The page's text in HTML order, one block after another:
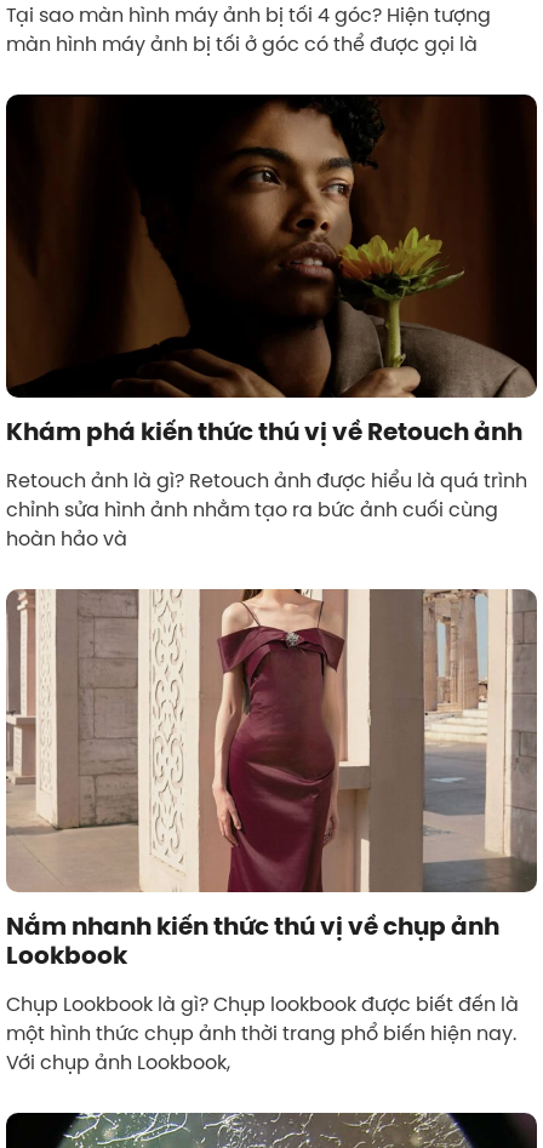
Tại sao màn hình máy ảnh bị tối 4 góc? Hiện tượng
màn hình máy ảnh bị tối ở góc có thể được gọi là
Khám phá kiến thức thú vị về Retouch ảnh
Retouch ảnh là gì? Retouch ảnh được hiểu là quá trình
chỉnh sửa hình ảnh nhằm tạo ra bức ảnh cuối cùng
hoàn hảo và
Nắm nhanh kiến thức thú vị về chụp ảnh
Lookbook
Chụp Lookbook là gì? Chụp lookbook được biết đến là
một hình thức chụp ảnh thời trang phổ biến hiện nay.
Với chụp ảnh Lookbook,